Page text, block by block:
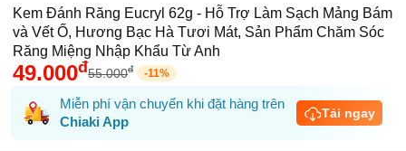
Kem Đánh Răng Eucryl 62g - Hỗ Trợ Làm Sạch Mảng Bám
và Vết Ố, Hương Bạc Hà Tươi Mát, Sản Phẩm Chăm Sóc
Răng Miệng Nhập Khẩu Từ Anh
49.000đ55.000đ -11%
Miễn phí vận chuyển khi đặt hàng trên
Chiaki App
Tải ngay